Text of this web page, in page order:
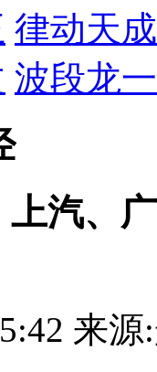
律动天成
波段龙一
汽、
来源